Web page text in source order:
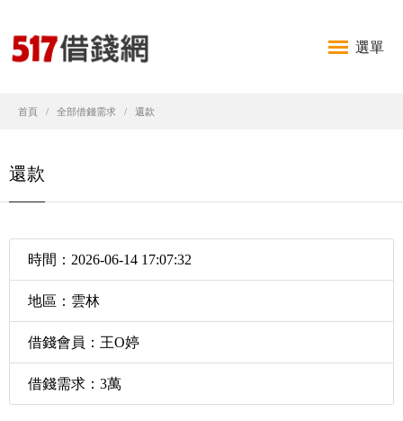
選單
首頁 全部借錢需求 還款
還款
時間：2026-06-14 17:07:32
地區：雲林
借錢會員：王O婷
借錢需求：3萬